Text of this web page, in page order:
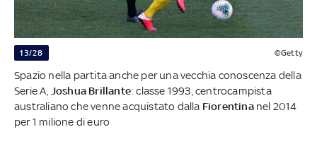
13/28 ©Getty
Spazio nella partita anche per una vecchia conoscenza della
Serie A, Joshua Brillante: classe 1993, centrocampista
australiano che venne acquistato dalla Fiorentinanel 2014
per 1 milione di euro